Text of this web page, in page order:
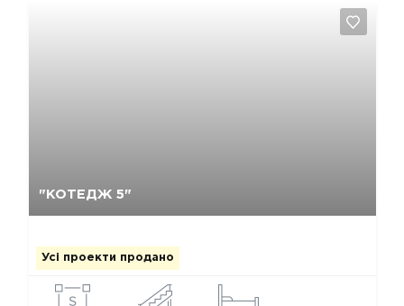
"КОТЕДЖ 5"
Усі проекти продано